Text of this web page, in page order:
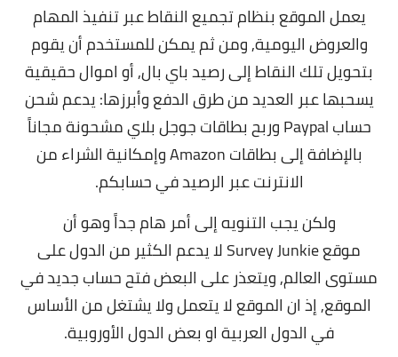
يعمل الموقع بنظام تجميع النقاط عبر تنفيذ المهام
والعروض اليومية, ومن ثم يمكن للمستخدم أن يقوم
بتحويل تلك النقاط إلى رصيد باي بال, أو اموال حقيقية
يسحبها عبر العديد من طرق الدفع وأبرزها: يدعم شحن
حساب Paypal وربح بطاقات جوجل بلاي مشحونة مجاناً
بالإضافة إلى بطاقات Amazon وإمكانية الشراء من
الانترنت عبر الرصيد في حسابكم.
ولكن يجب التنويه إلى أمر هام جداً وهو أن
موقع Survey Junkie لا يدعم الكثير من الدول على
مستوى العالم, ويتعذر على البعض فتح حساب جديد في
الموقع, إذ ان الموقع لا يتعمل ولا يشتغل من الأساس
في الدول العربية او بعض الدول الأوروبية.